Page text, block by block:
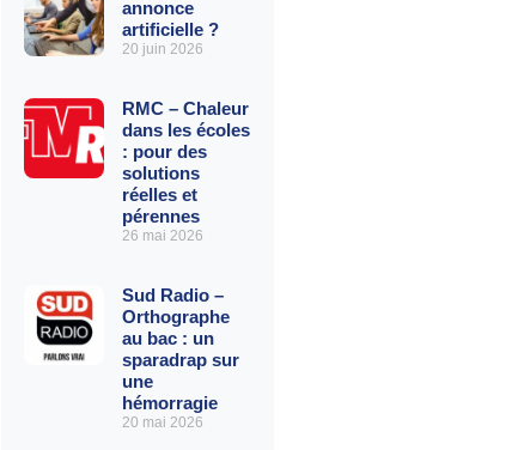
annonce
artificielle ?
20 juin 2026
RMC – Chaleur
dans les écoles
: pour des
solutions
réelles et
pérennes
26 mai 2026
Sud Radio –
Orthographe
au bac : un
sparadrap sur
une
hémorragie
20 mai 2026